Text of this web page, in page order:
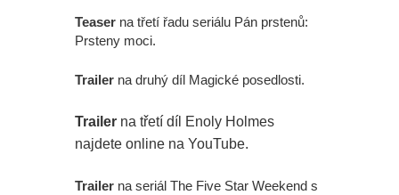
Teaser na třetí řadu seriálu Pán prstenů:
Prsteny moci.
Trailer na druhý díl Magické posedlosti.
Trailer na třetí díl Enoly Holmes
najdete online na YouTube.
Trailer na seriál The Five Star Weekend s